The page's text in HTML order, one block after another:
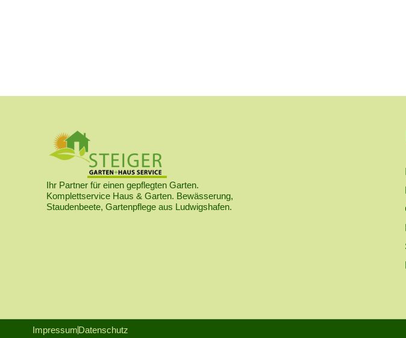
Ihr Partner für einen gepflegten Garten.
Komplettservice Haus & Garten. Bewässerung,
Staudenbeete, Gartenpflege aus Ludwigshafen.
ImpressumDatenschutz